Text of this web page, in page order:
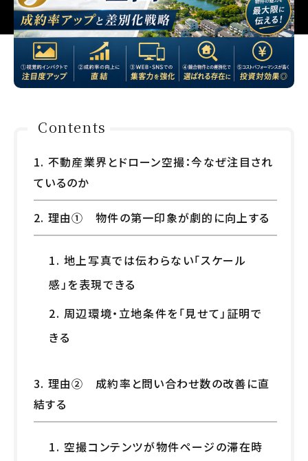
Contents
1. 不動産業界とドローン空撮：今なぜ注目され
ているのか
2. 理由① 物件の第一印象が劇的に向上する
1. 地上写真では伝わらない「スケール
感」を表現できる
2. 周辺環境・立地条件を「見せて」証明で
きる
3. 理由② 成約率と問い合わせ数の改善に直
結する
1. 空撮コンテンツが物件ページの滞在時